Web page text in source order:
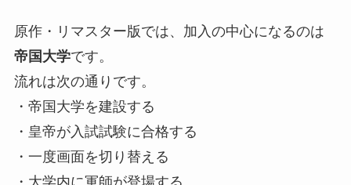
原作・リマスター版では、加入の中心になるのは
帝国大学です。
流れは次の通りです。
・帝国大学を建設する
・皇帝が入試試験に合格する
・一度画面を切り替える
・大学内に軍師が登場する